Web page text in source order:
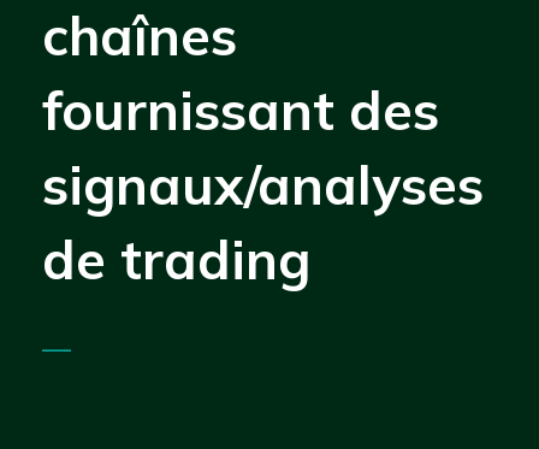
chaînes
fournissant des
signaux/analyses
de trading
—